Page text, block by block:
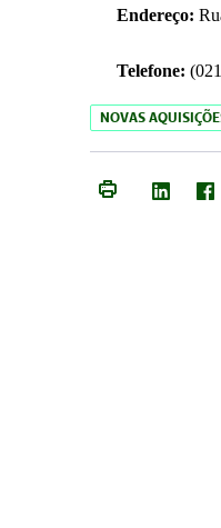
Endereço:
Telefone:
NOVAS